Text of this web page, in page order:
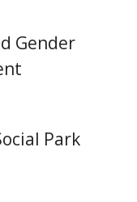
Gender
Park